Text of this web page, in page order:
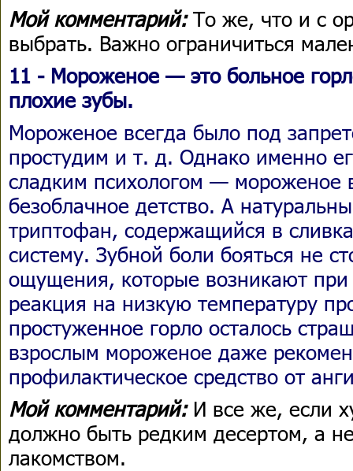
Мой комментарий:То же, что и с
выбрать. Важно ограничиться
11 - Мороженое — это больное
плохие зубы.
Мороженое всегда было под
простудим и т. д. Однако именно
сладким психологом — мороженое
безоблачное детство. А
триптофан, содержащийся в
систему. Зубной боли бояться не
ощущения, которые возникают при
реакция на низкую температуру
простуженное горло осталось
взрослым мороженое даже
профилактическое средство от
Мой комментарий: И все же, если
должно быть редким десертом, а
лакомством.